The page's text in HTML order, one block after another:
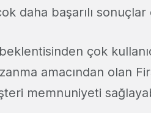
daha başarılı
çok
amacından olan
memnuniyeti